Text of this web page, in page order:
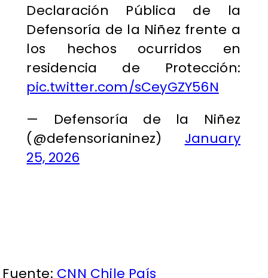
Declaración Pública de la
Defensoría de la Niñez frente a
los hechos ocurridos en
residencia de Protección:
pic.twitter.com/sCeyGZY56N
— Defensoría de la Niñez
(@defensorianinez) January
25, 2026
Fuente: CNN Chile País